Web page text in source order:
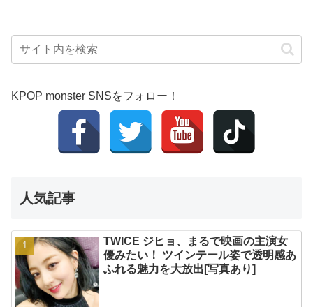
KPOP monster SNSをフォロー！
人気記事
TWICE ジヒョ、まるで映画の主演女
優みたい！ ツインテール姿で透明感あ
ふれる魅力を大放出[写真あり]